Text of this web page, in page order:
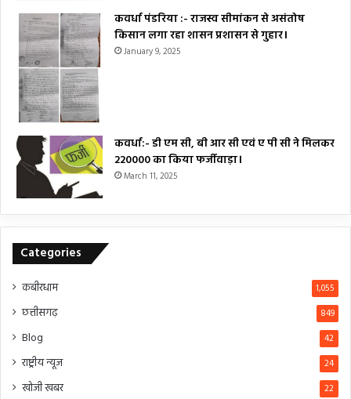
कवर्धा पंडरिया :- राजस्व सीमांकन से असंतोष
किसान लगा रहा शासन प्रशासन से गुहार।
January 9, 2025
कवर्धा:- डी एम सी, बी आर सी एवं ए पी सी ने मिलकर
₹220000 का किया फर्जीवाड़ा।
March 11, 2025
Categories
कबीरधाम 1,055
छत्तीसगढ़ 849
Blog 42
राष्ट्रीय न्यूज 24
खोजी खबर 22